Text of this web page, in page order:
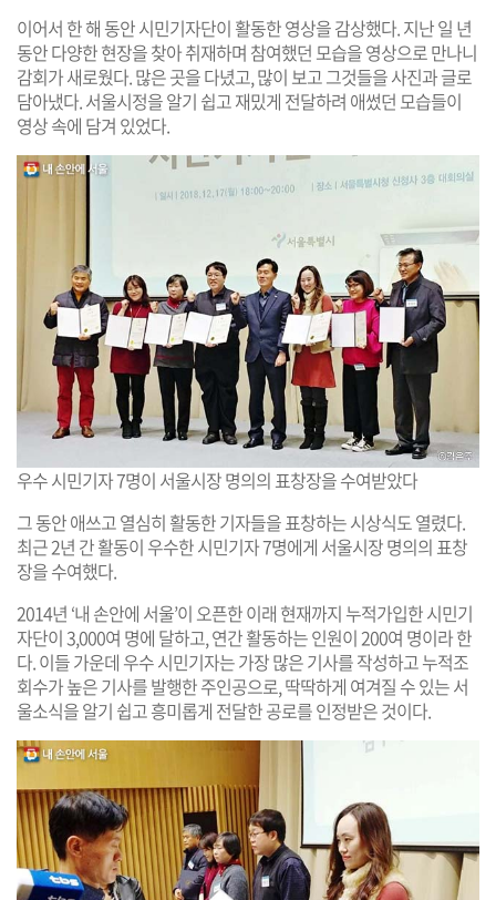
이어서 한 해 동안 시민기자단이 활동한 영상을 감상했다. 지난 일 년
동안 다양한 현장을 찾아 취재하며 참여했던 모습을 영상으로 만나니
감회가 새로웠다. 많은 곳을 다녔고, 많이 보고 그것들을 사진과 글로
담아냈다. 서울시정을 알기 쉽고 재밌게 전달하려 애썼던 모습들이
영상 속에 담겨 있었다.
우수 시민기자 7명이 서울시장 명의의 표창장을 수여받았다
그 동안 애쓰고 열심히 활동한 기자들을 표창하는 시상식도 열렸다.
최근 2년 간 활동이 우수한 시민기자 7명에게 서울시장 명의의 표창
장을 수여했다.
2014년 ‘내 손안에 서울’이 오픈한 이래 현재까지 누적가입한 시민기
자단이 3,000여 명에 달하고, 연간 활동하는 인원이 200여 명이라 한
다. 이들 가운데 우수 시민기자는 가장 많은 기사를 작성하고 누적조
회수가 높은 기사를 발행한 주인공으로, 딱딱하게 여겨질 수 있는 서
울소식을 알기 쉽고 흥미롭게 전달한 공로를 인정받은 것이다.